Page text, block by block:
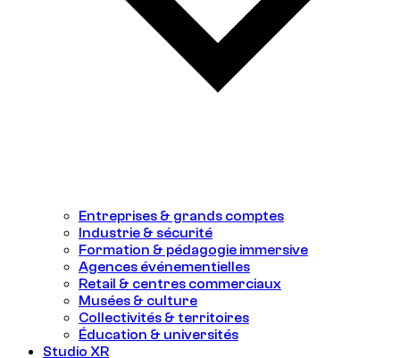
Entreprises & grands comptes
Industrie & sécurité
Formation & pédagogie immersive
Agences événementielles
Retail & centres commerciaux
Musées & culture
Collectivités & territoires
Éducation & universités
Studio XR